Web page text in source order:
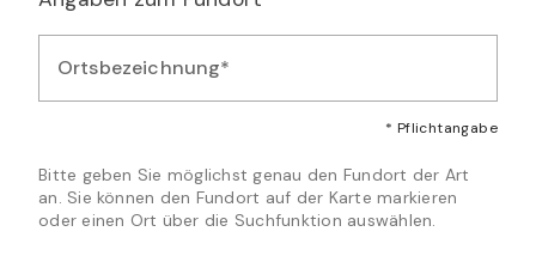
Ortsbezeichnung*
* Pflichtangabe
Bitte geben Sie möglichst genau den Fundort der Art
an. Sie können den Fundort auf der Karte markieren
oder einen Ort über die Suchfunktion auswählen.